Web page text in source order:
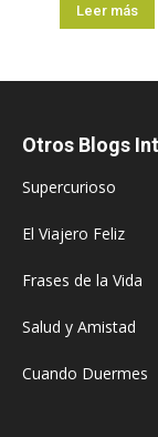
Leer más
Otros Blogs
Supercurioso
El Viajero Feliz
Frases de la Vida
Salud y Amistad
Cuando Duermes